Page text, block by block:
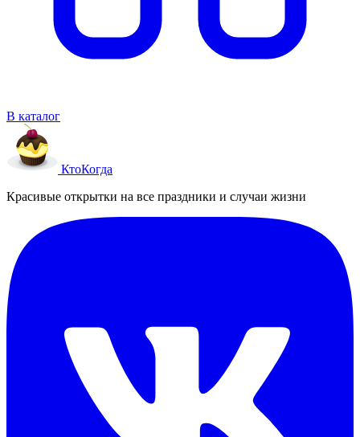
В каталог
КтоКогда
Красивые открытки на все праздники и случаи жизни